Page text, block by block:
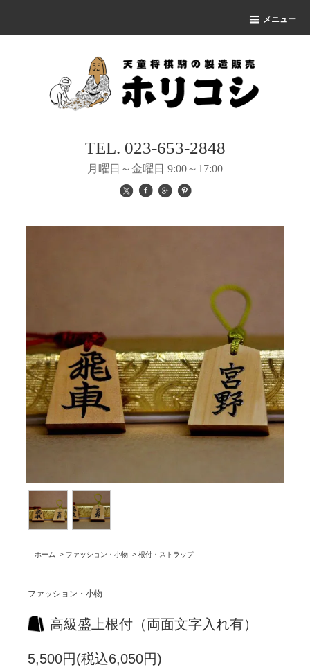
メニュー
TEL. 023-653-2848
月曜日～金曜日 9:00～17:00
ホーム > ファッション・小物 > 根付・ストラップ
ファッション・小物
高級盛上根付（両面文字入れ有）
5,500円(税込6,050円)